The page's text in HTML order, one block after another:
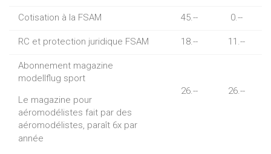
Cotisation à la FSAM 45.-- 0.--
RC et protection juridique FSAM 18.-- 11.--
Abonnement magazine
modellflug sport
Le magazine pour
aéromodélistes fait par des
aéromodélistes, paraît 6x par
année
26.-- 26.--